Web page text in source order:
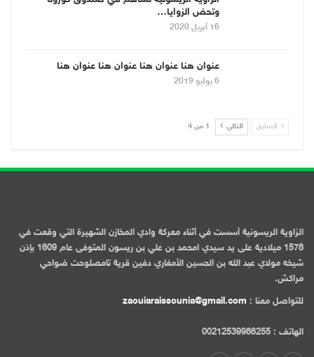
وتحض الزوايا…
16 أبريل 2020
عنوان هنا عنوان هنا عنوان هنا عنوان هنا
6 يوليو 2019
السابق التالي 1 من 4
الزاوية الريسونية أسست في أثناء معركة وادي المخازن الشهيرة التي وقعت في
1578 ميلادية على يد سيدي امحمد بن علي بن ريسون المتوفى عام 1609 بإذن
شيخه مولاي عبد الله بن الحسين الأمغاري دفين قرية تامصلوحت ضواحي
مراكش.
للتواصل معنا : zaouiaraissounia@gmail.com
الهاتف : 00212539986255